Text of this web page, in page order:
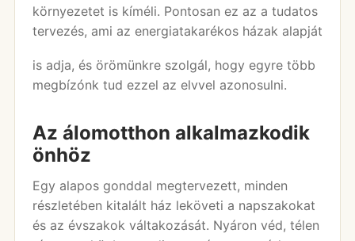
környezetet is kíméli. Pontosan ez az a tudatos
tervezés, ami az energiatakarékos házak alapját
is adja, és örömünkre szolgál, hogy egyre több
megbízónk tud ezzel az elvvel azonosulni.
Az álomotthon alkalmazkodik
önhöz
Egy alapos gonddal megtervezett, minden
részletében kitalált ház leköveti a napszakokat
és az évszakok váltakozását. Nyáron véd, télen